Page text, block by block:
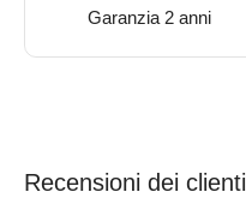
Garanzia 2 anni
Recensioni dei clienti